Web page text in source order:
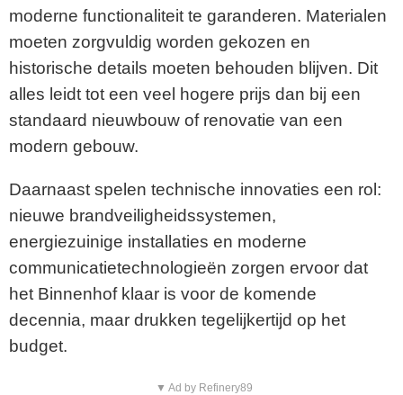
moderne functionaliteit te garanderen. Materialen
moeten zorgvuldig worden gekozen en
historische details moeten behouden blijven. Dit
alles leidt tot een veel hogere prijs dan bij een
standaard nieuwbouw of renovatie van een
modern gebouw.
Daarnaast spelen technische innovaties een rol:
nieuwe brandveiligheidssystemen,
energiezuinige installaties en moderne
communicatietechnologieën zorgen ervoor dat
het Binnenhof klaar is voor de komende
decennia, maar drukken tegelijkertijd op het
budget.
▼ Ad by Refinery89